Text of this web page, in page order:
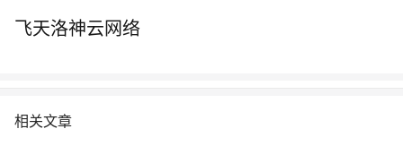
飞天洛神云网络
相关文章